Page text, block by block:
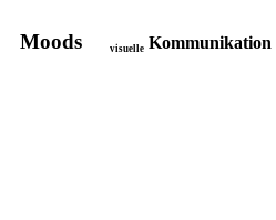
Moods visuelle